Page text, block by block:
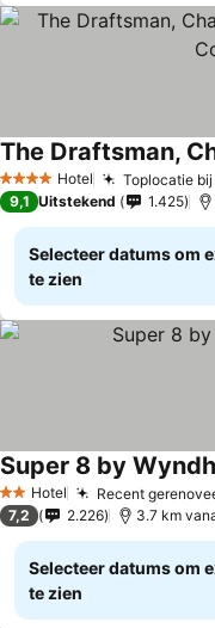
4 SterrenHotel Toplocatie
9,1 Uitstekend 1.425
Selecteer datums om
te zien
2 Sterren
Hotel Recent
Super 8 by
7,2 2.226 3.7 km
Selecteer datums om
te zien